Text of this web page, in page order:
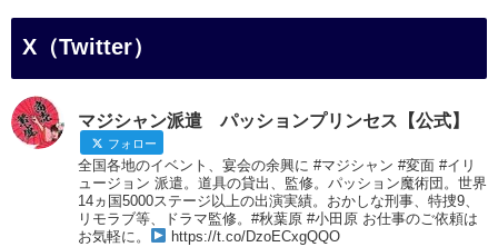
X（Twitter）
マジシャン派遣 パッションプリンセス【公式】
フォロー
全国各地のイベント、宴会の余興に #マジシャン #変面 #イリ
ュージョン 派遣。道具の貸出、監修。パッション魔術団。世界
14ヵ国5000ステージ以上の出演実績。おかしな刑事、特捜9、
リモラブ等、ドラマ監修。#秋葉原 #小田原 お仕事のご依頼は
お気軽に。
https://t.co/DzoECxgQQO